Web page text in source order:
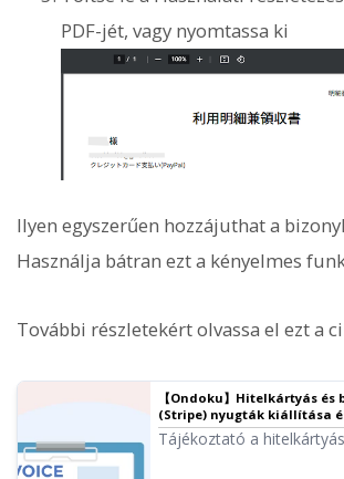
PDF-jét, vagy nyomtassa ki
Ilyen egyszerűen hozzájuthat a
Használja bátran ezt a kényelmes
További részletekért olvassa el ezt a
【Ondoku】Hitelkártyás és
(Stripe) nyugták kiállítása
Ondoku szövegfelolvasó
Tájékoztató a